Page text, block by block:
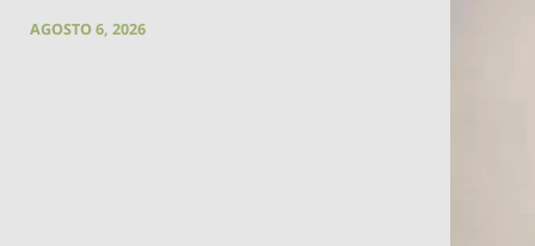
AGOSTO 6, 2026